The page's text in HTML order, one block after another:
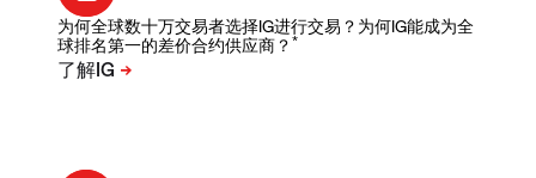
为何全球数十万交易者选择IG进行交易？为何IG能成为全
球排名第一的差价合约供应商？ *